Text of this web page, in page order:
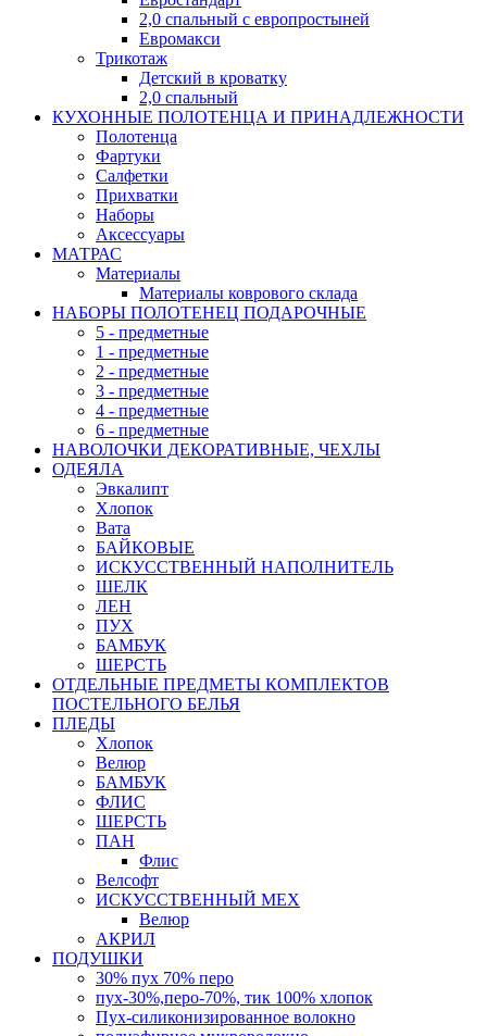
2,0 спальный с европростыней
Евромакси
Трикотаж
Детский в кроватку
2,0 спальный
КУХОННЫЕ ПОЛОТЕНЦА И ПРИНАДЛЕЖНОСТИ
Полотенца
Фартуки
Салфетки
Прихватки
Наборы
Аксессуары
МАТРАС
Материалы
Материалы коврового склада
НАБОРЫ ПОЛОТЕНЕЦ ПОДАРОЧНЫЕ
5 - предметные
1 - предметные
2 - предметные
3 - предметные
4 - предметные
6 - предметные
НАВОЛОЧКИ ДЕКОРАТИВНЫЕ, ЧЕХЛЫ
ОДЕЯЛА
Эвкалипт
Хлопок
Вата
БАЙКОВЫЕ
ИСКУССТВЕННЫЙ НАПОЛНИТЕЛЬ
ШЕЛК
ЛЕН
ПУХ
БАМБУК
ШЕРСТЬ
ОТДЕЛЬНЫЕ ПРЕДМЕТЫ КОМПЛЕКТОВ
ПОСТЕЛЬНОГО БЕЛЬЯ
ПЛЕДЫ
Хлопок
Велюр
БАМБУК
ФЛИС
ШЕРСТЬ
ПАН
Флис
Велсофт
ИСКУССТВЕННЫЙ МЕХ
Велюр
АКРИЛ
ПОДУШКИ
30% пух 70% перо
пух-30%,перо-70%, тик 100% хлопок
Пух-силиконизированное волокно